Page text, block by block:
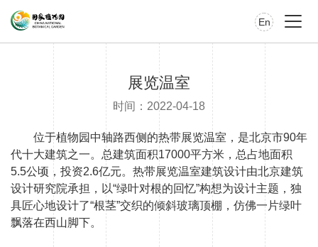
En
展览温室
时间：2022-04-18
位于植物园中轴路西侧的热带展览温室，是北京市90年
代十大建筑之一。总建筑面积17000平方米，总占地面积
5.5公顷，投资2.6亿元。热带展览温室建筑设计由北京建筑
设计研究院承担，以“绿叶对根的回忆”构想为设计主题，独
具匠心地设计了“根茎”交织的倾斜玻璃顶棚，仿佛一片绿叶
飘落在西山脚下。